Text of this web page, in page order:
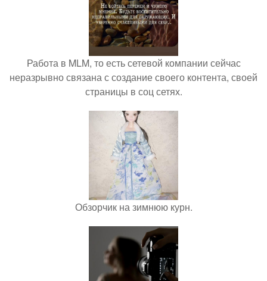
Работа в MLM, то есть сетевой компании сейчас
неразрывно связана с создание своего контента, своей
страницы в соц сетях.
Обзорчик на зимнюю курн.